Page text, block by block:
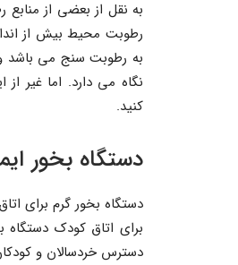
رطوبت محیط بیش از
به رطوبت سنج می باشد
نگاه می دارد. اما غیر
کنید.
دستگاه بخور
دستگاه بخور گرم برای
برای اتاق کودک دستگاه
دسترس خردسالان و